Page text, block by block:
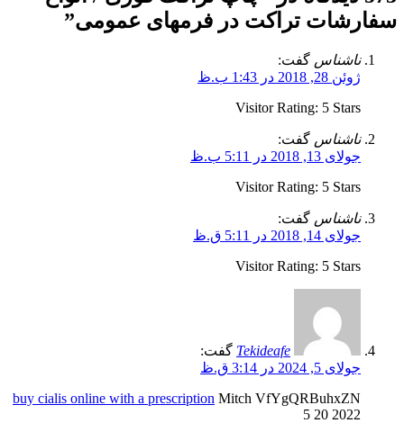
سفارشات تراکت در فرمهای عمومی”
ناشناس گفت:
ژوئن 28, 2018 در 1:43 ب.ظ
Visitor Rating: 5 Stars
ناشناس گفت:
جولای 13, 2018 در 5:11 ب.ظ
Visitor Rating: 5 Stars
ناشناس گفت:
جولای 14, 2018 در 5:11 ق.ظ
Visitor Rating: 5 Stars
Tekideafe گفت:
جولای 5, 2024 در 3:14 ق.ظ
buy cialis online with a prescription Mitch VfYgQRBuhxZN
5 20 2022